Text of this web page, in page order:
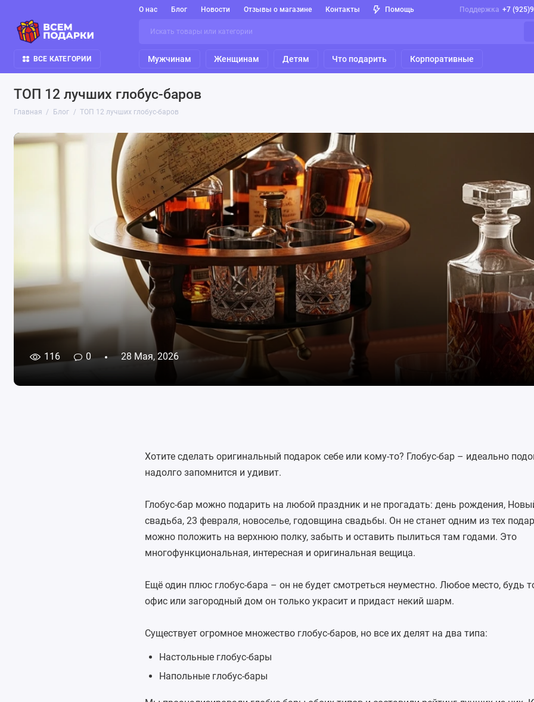
О нас Блог Новости Отзывы о магазине Контакты Помощь Поддержка +7
ВСЕ КАТЕГОРИИ Мужчинам Женщинам Детям Что подарить Корпоративные
ТОП 12 лучших глобус-баров
Главная Блог ТОП 12 лучших глобус-баров
116 0 28 Мая, 2026
Хотите сделать оригинальный подарок себе или кому-то? Глобус-бар – идеально
надолго запомнится и удивит.
Глобус-бар можно подарить на любой праздник и не прогадать: день рождения,
свадьба, 23 февраля, новоселье, годовщина свадьбы. Он не станет одним из тех
можно положить на верхнюю полку, забыть и оставить пылиться там годами. Это
многофункциональная, интересная и оригинальная вещица.
Ещё один плюс глобус-бара – он не будет смотреться неуместно. Любое место, будь
офис или загородный дом он только украсит и придаст некий шарм.
Существует огромное множество глобус-баров, но все их делят на два типа:
Настольные глобус-бары
Напольные глобус-бары